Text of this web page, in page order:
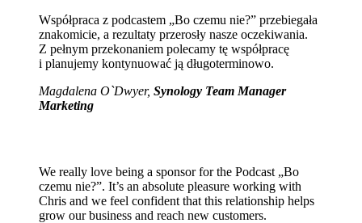
Współpraca z podcastem „Bo czemu nie?” przebiegała
znakomicie, a rezultaty przerosły nasze oczekiwania.
Z pełnym przekonaniem polecamy tę współpracę
i planujemy kontynuować ją długoterminowo.
Magdalena O`Dwyer, Synology Team Manager
Marketing
We really love being a sponsor for the Podcast „Bo
czemu nie?”. It’s an absolute pleasure working with
Chris and we feel confident that this relationship helps
grow our business and reach new customers.